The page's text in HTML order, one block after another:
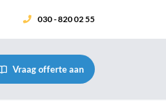
030 - 820 02 55
Vraag offerte aan